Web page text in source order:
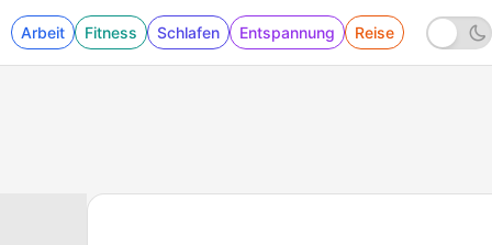
Arbeit Fitness Schlafen Entspannung Reise